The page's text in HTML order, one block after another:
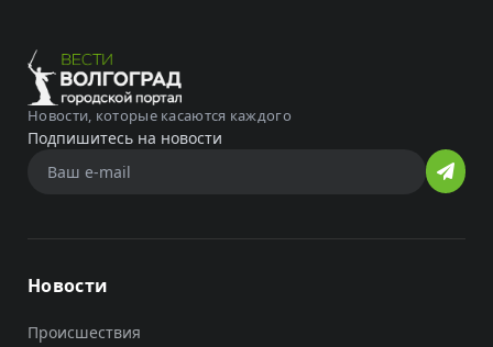
Новости, которые касаются каждого
Подпишитесь на новости
Новости
Происшествия